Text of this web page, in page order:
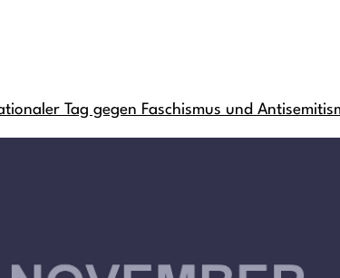
Tag gegen Faschismus und